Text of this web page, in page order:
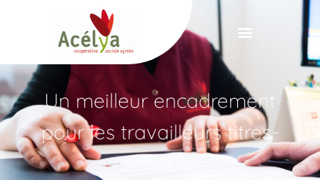
Un meilleur encadrement
pour les travailleurs titres-
services
Panneau de gestion des cookies